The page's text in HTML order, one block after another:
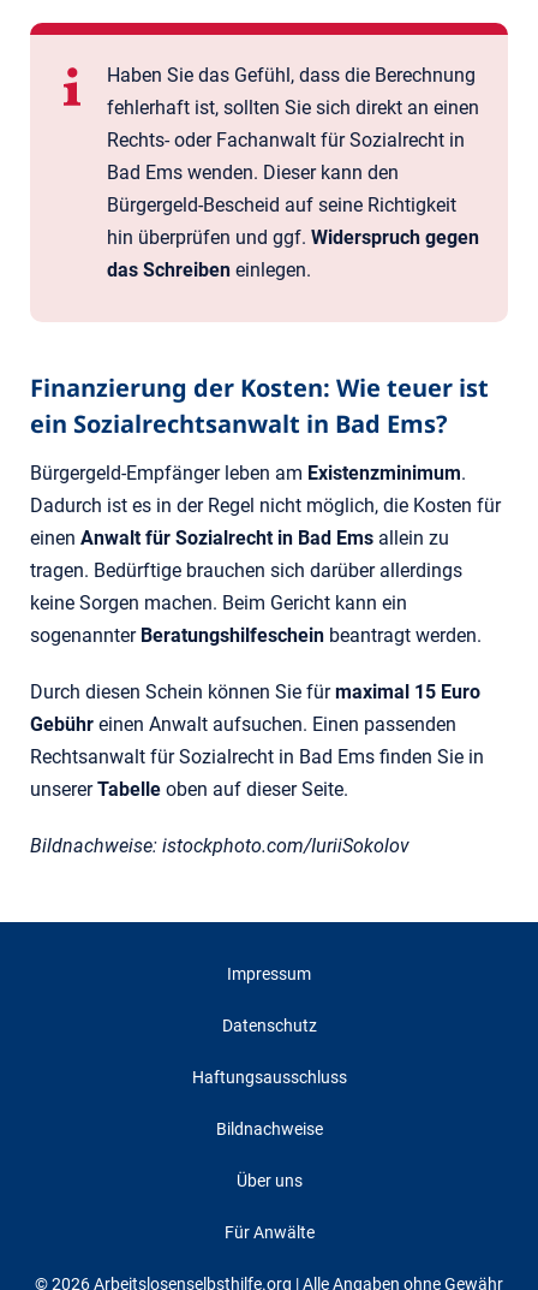
Haben Sie das Gefühl, dass die Berechnung
fehlerhaft ist, sollten Sie sich direkt an einen
Rechts- oder Fachanwalt für Sozialrecht in
Bad Ems wenden. Dieser kann den
Bürgergeld-Bescheid auf seine Richtigkeit
hin überprüfen und ggf. Widerspruch gegen
das Schreiben einlegen.
Finanzierung der Kosten: Wie teuer ist
ein Sozialrechtsanwalt in Bad Ems?
Bürgergeld-Empfänger leben am Existenzminimum.
Dadurch ist es in der Regel nicht möglich, die Kosten für
einen Anwalt für Sozialrecht in Bad Ems allein zu
tragen. Bedürftige brauchen sich darüber allerdings
keine Sorgen machen. Beim Gericht kann ein
sogenannter Beratungshilfeschein beantragt werden.
Durch diesen Schein können Sie fürmaximal 15 Euro
Gebühr einen Anwalt aufsuchen. Einen passenden
Rechtsanwalt für Sozialrecht in Bad Ems finden Sie in
unsererTabelle oben auf dieser Seite.
Bildnachweise: istockphoto.com/IuriiSokolov
Impressum
Datenschutz
Haftungsausschluss
Bildnachweise
Über uns
Für Anwälte
© 2026 Arbeitslosenselbsthilfe.org | Alle Angaben ohne Gewähr